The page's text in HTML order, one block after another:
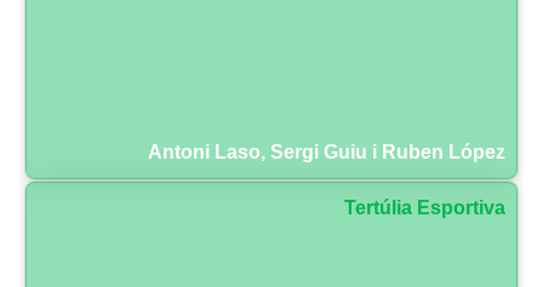
Antoni Laso, Sergi Guiu i Ruben López
Tertúlia Esportiva